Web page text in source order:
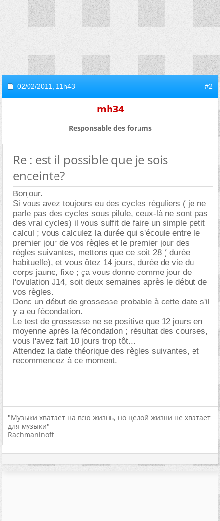
02/02/2011, 11h43 #2
mh34
Responsable des forums
Re : est il possible que je sois
enceinte?
Bonjour.
Si vous avez toujours eu des cycles réguliers ( je ne
parle pas des cycles sous pilule, ceux-là ne sont pas
des vrai cycles) il vous suffit de faire un simple petit
calcul ; vous calculez la durée qui s'écoule entre le
premier jour de vos règles et le premier jour des
règles suivantes, mettons que ce soit 28 ( durée
habituelle), et vous ôtez 14 jours, durée de vie du
corps jaune, fixe ; ça vous donne comme jour de
l'ovulation J14, soit deux semaines après le début de
vos règles.
Donc un début de grossesse probable à cette date s'il
y a eu fécondation.
Le test de grossesse ne se positive que 12 jours en
moyenne après la fécondation ; résultat des courses,
vous l'avez fait 10 jours trop tôt...
Attendez la date théorique des règles suivantes, et
recommencez à ce moment.
"Музыки хватает на всю жизнь, но целой жизни не хватает
для музыки"
Rachmaninoff